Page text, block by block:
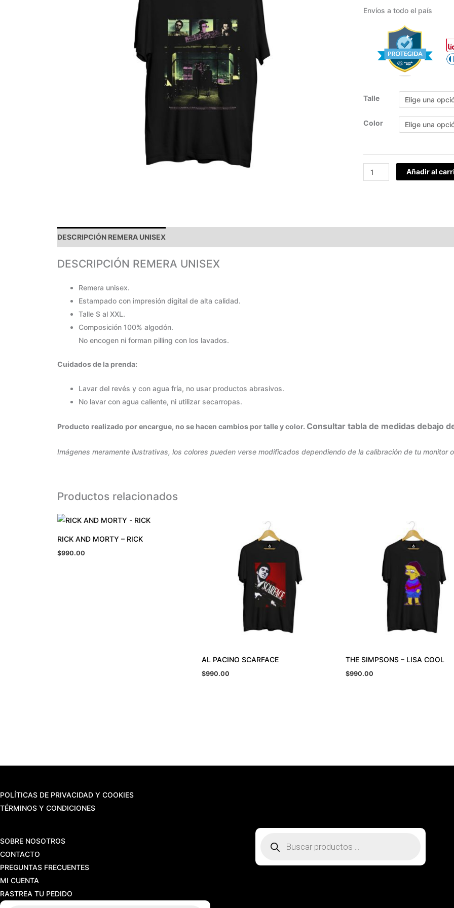
Envíos a todo el país
Talle
Color
Añadir al
DESCRIPCIÓN REMERA UNISEX
DESCRIPCIÓN REMERA UNISEX
Remera unisex.
Estampado con impresión digital de alta calidad.
Talle S al XXL.
Composición 100% algodón.
No encogen ni forman pilling con los lavados.
Cuidados de la prenda:
Lavar del revés y con agua fría, no usar productos abrasivos.
No lavar con agua caliente, ni utilizar secarropas.
Producto realizado por encargue, no se hacen cambios por talle y color. Consultar tabla de medidas debajo
Imágenes meramente ilustrativas, los colores pueden verse modificados dependiendo de la calibración de tu monitor
Productos relacionados
RICK AND MORTY – RICK
$990.00
AL PACINO SCARFACE
$990.00
THE SIMPSONS – LISA COOL
$990.00
POLÍTICAS DE PRIVACIDAD Y COOKIES
TÉRMINOS Y CONDICIONES
SOBRE NOSOTROS
CONTACTO
PREGUNTAS FRECUENTES
MI CUENTA
RASTREA TU PEDIDO
Búsqueda
Búsqueda
productos